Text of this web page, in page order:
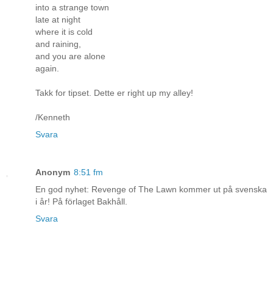
into a strange town
late at night
where it is cold
and raining,
and you are alone
again.
Takk for tipset. Dette er right up my alley!
/Kenneth
Svara
Anonym 8:51 fm
En god nyhet: Revenge of The Lawn kommer ut på svenska
i år! På förlaget Bakhåll.
Svara